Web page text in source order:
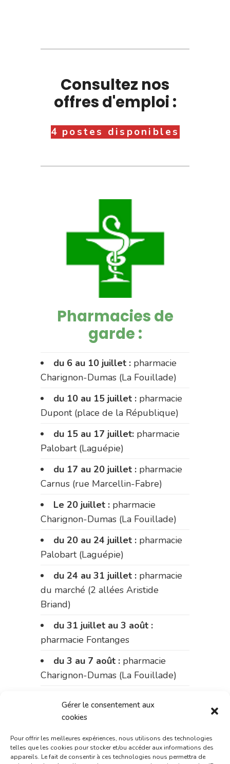
Gérer le consentement aux
cookies
Pour offrir les meilleures expériences, nous utilisons des technologies
telles que les cookies pour stocker et/ou accéder aux informations des
appareils. Le fait de consentir à ces technologies nous permettra de
Consultez nos
offres d'emploi :
4 postes disponibles
Pharmacies de
garde :
du 6 au 10 juillet : pharmacie
Charignon-Dumas (La Fouillade)
du 10 au 15 juillet : pharmacie
Dupont (place de la République)
du 15 au 17 juillet: pharmacie
Palobart (Laguépie)
du 17 au 20 juillet : pharmacie
Carnus (rue Marcellin-Fabre)
Le 20 juillet : pharmacie
Charignon-Dumas (La Fouillade)
du 20 au 24 juillet : pharmacie
Palobart (Laguépie)
du 24 au 31 juillet : pharmacie
du marché (2 allées Aristide
Briand)
du 31 juillet au 3 août :
pharmacie Fontanges
du 3 au 7 août : pharmacie
Charignon-Dumas (La Fouillade)
Bonnemaire (rue Saint-Jacques)
du marché (2 allées Aristide
Briand)